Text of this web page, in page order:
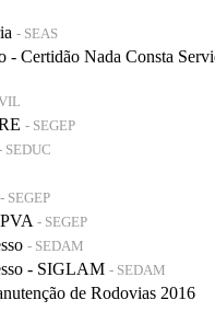
- SEAS
- Certidão Nada Consta
- SEGEP
SEDUC
- SEGEP
- SEGEP
- SEDAM
- SIGLAM - SEDAM
de Rodovias 2016